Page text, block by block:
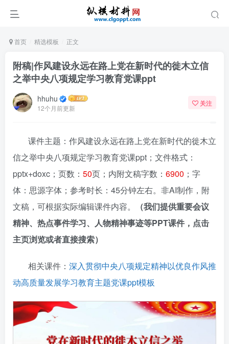
首页 精选模板 正文
附稿|作风建设永远在路上党在新时代的徙木立信
之举中央八项规定学习教育党课ppt
hhuhu
12个月前更新
关注
课件主题：作风建设永远在路上党在新时代的徙木立
信之举中央八项规定学习教育党课ppt；文件格式：
pptx+doxc；页数： 50页；内附文稿字数： 6900 ；字
体：思源字体；参考时长：45分钟左右。非AI制作，附
文稿，可根据实际编辑课件内容。
（我们提供重要会议
精神、热点事件学习、人物精神事迹等PPT课件，点击
主页浏览或者直接搜索）
相关课件： 深入贯彻中央八项规定精神以优良作风推
动高质量发展学习教育主题党课ppt模板